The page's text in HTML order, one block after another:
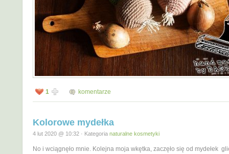
1 komentarze
Kolorowe mydełka
4 lut 2020 @ 10:32 · Kategoria naturalne kosmetyki
No i wciągnęło mnie. Kolejna moja wkętka, zaczęło się od mydełek